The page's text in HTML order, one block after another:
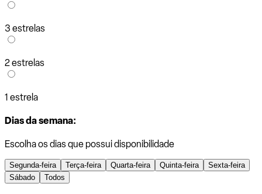
3 estrelas
2 estrelas
1 estrela
Dias da semana:
Escolha os dias que possui disponibilidade
Segunda-feira Terça-feira Quarta-feira Quinta-feira
Sexta-feira
Sábado
Todos